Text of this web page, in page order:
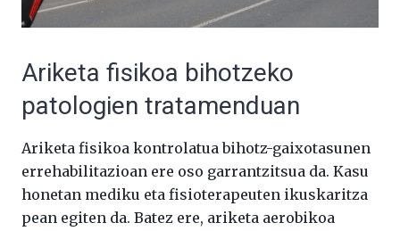
Ariketa fisikoa bihotzeko
patologien tratamenduan
Ariketa fisikoa kontrolatua bihotz-gaixotasunen
errehabilitazioan ere oso garrantzitsua da. Kasu
honetan mediku eta fisioterapeuten ikuskaritza
pean egiten da. Batez ere, ariketa aerobikoa